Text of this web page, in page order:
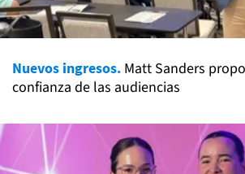
Nuevos ingresos. Matt Sanders
confianza de las audiencias